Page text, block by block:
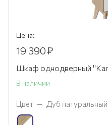
Цена:
19 390₽
Шкаф однодверный
В наличии
Цвет — Дуб